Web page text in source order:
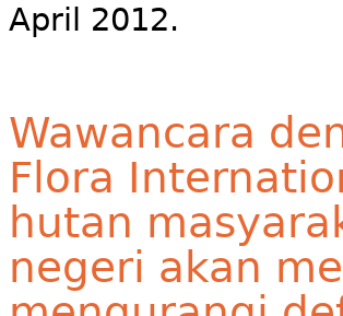
April 2012.
Wawancara
Flora
hutan
negeri akan